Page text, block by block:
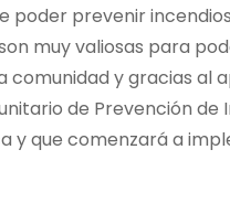
poder prevenir
muy valiosas para
y gracias al
de Prevención
y que comenzará a